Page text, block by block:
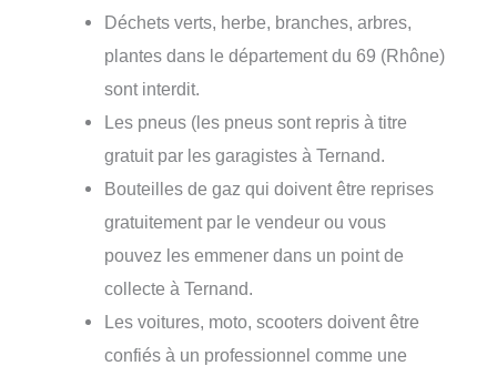
Déchets verts, herbe, branches, arbres,
plantes dans le département du 69 (Rhône)
sont interdit.
Les pneus (les pneus sont repris à titre
gratuit par les garagistes à Ternand.
Bouteilles de gaz qui doivent être reprises
gratuitement par le vendeur ou vous
pouvez les emmener dans un point de
collecte à Ternand.
Les voitures, moto, scooters doivent être
confiés à un professionnel comme une